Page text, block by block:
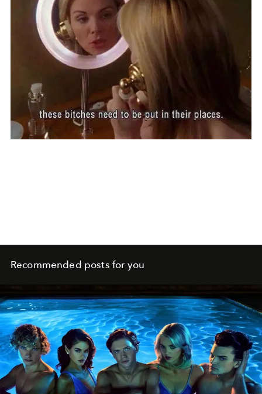
Recommended posts for you